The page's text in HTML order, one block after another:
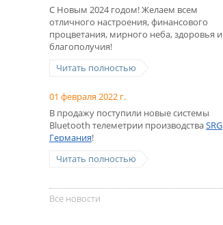
С Новым 2024 годом! Желаем всем
отличного настроения, финансового
процветания, мирного неба, здоровья и
благополучия!
Читать полностью
01 февраля 2022 г.
В продажу поступили новые системы
Bluetooth телеметрии производстваSRG
Германия!
Читать полностью
Все новости